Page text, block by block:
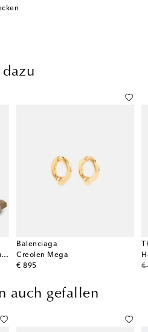
Stiefeletten Juno 95 aus Veloursleder
Balenciaga
Creolen Mega
€ 895
original price €
auch gefallen